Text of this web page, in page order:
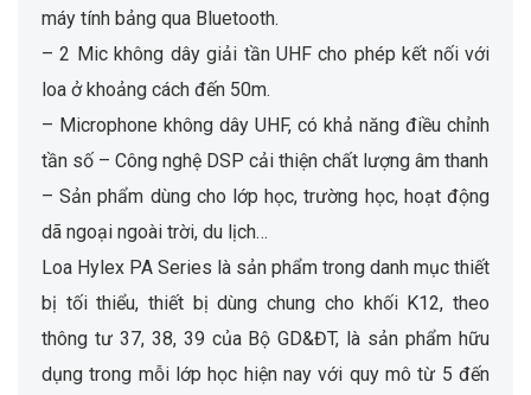
máy tính bảng qua Bluetooth.
– 2 Mic không dây giải tần UHF cho phép kết nối với
loa ở khoảng cách đến 50m.
– Microphone không dây UHF, có khả năng điều chỉnh
tần số – Công nghệ DSP cải thiện chất lượng âm thanh
– Sản phẩm dùng cho lớp học, trường học, hoạt động
dã ngoại ngoài trời, du lịch…
Loa Hylex PA Series là sản phẩm trong danh mục thiết
bị tối thiểu, thiết bị dùng chung cho khối K12, theo
thông tư 37, 38, 39 của Bộ GD&ĐT, là sản phẩm hữu
dụng trong mỗi lớp học hiện nay với quy mô từ 5 đến